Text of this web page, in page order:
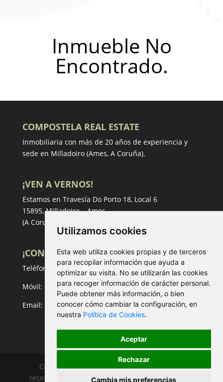
Utilizamos cookies
Esta web utiliza cookies propias y de terceros
para recopilar información que ayuda a
optimizar su visita. No se utilizarán las cookies
para recoger información de carácter personal.
Puede obtener más información, o bien
conocer cómo cambiar la configuración, en
nuestra Política de Cookies.
Aceptar
Rechazar
Cambia mis preferencias
Inmueble No
Encontrado.
COMPOSTELA REAL ESTATE
Inmobiliaria con más de 20 años de experiencia y
sede en Milladoiro (Ames, A Coruña).
¡VEN A VERNOS!
Estamos en Travesía Do Porto 18, Local 6
15895, Milladoiro – Ames
(A Coruña)
¡CONTACTA!
Teléfono:
981 53 67 18
Móvil: 658 02 40 47
Email:
inmo@compostelarealestate.com
Compostela Real Estate, todos los derechos
reservados.
Aviso Legal-Política de privacidad